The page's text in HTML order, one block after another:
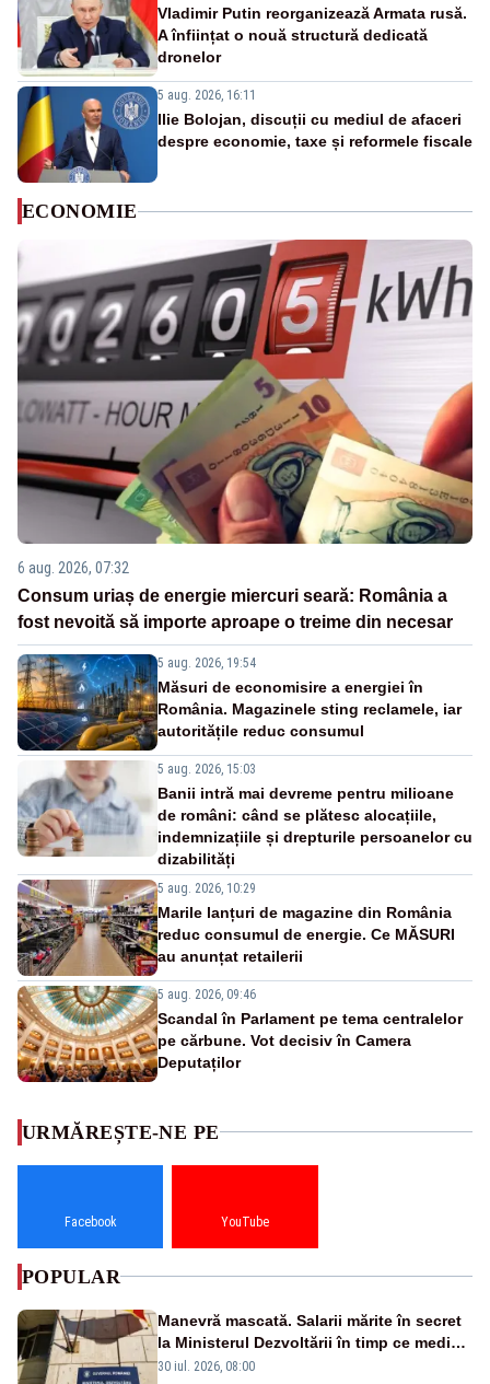
Vladimir Putin reorganizează Armata rusă.
A înființat o nouă structură dedicată
dronelor
5 aug. 2026, 16:11
Ilie Bolojan, discuții cu mediul de afaceri
despre economie, taxe și reformele fiscale
ECONOMIE
6 aug. 2026, 07:32
Consum uriaș de energie miercuri seară: România a
fost nevoită să importe aproape o treime din necesar
5 aug. 2026, 19:54
Măsuri de economisire a energiei în
România. Magazinele sting reclamele, iar
autoritățile reduc consumul
5 aug. 2026, 15:03
Banii intră mai devreme pentru milioane
de români: când se plătesc alocațiile,
indemnizațiile și drepturile persoanelor cu
dizabilități
5 aug. 2026, 10:29
Marile lanțuri de magazine din România
reduc consumul de energie. Ce MĂSURI
au anunțat retailerii
5 aug. 2026, 09:46
Scandal în Parlament pe tema centralelor
pe cărbune. Vot decisiv în Camera
Deputaților
URMĂREȘTE-NE PE
Facebook YouTube
POPULAR
Manevră mascată. Salarii mărite în secret
la Ministerul Dezvoltării în timp ce medicii
ies în stradă
30 iul. 2026, 08:00